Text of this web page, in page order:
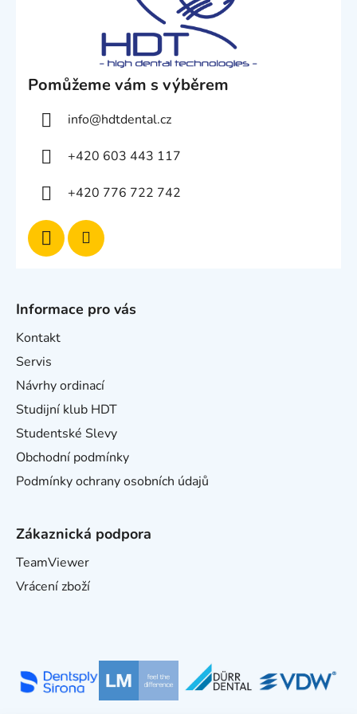
Pomůžeme vám s výběrem
info@hdtdental.cz
+420 603 443 117
+420 776 722 742
Informace pro vás
Kontakt
Servis
Návrhy ordinací
Studijní klub HDT
Studentské Slevy
Obchodní podmínky
Podmínky ochrany osobních údajů
Zákaznická podpora
TeamViewer
Vrácení zboží